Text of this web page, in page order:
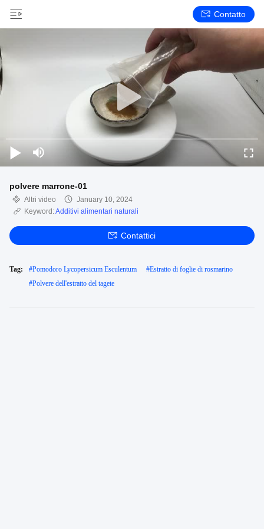
Contatto
polvere marrone-01
Altri video
January 10, 2024
Keyword:Additivi alimentari naturali
Contattici
Tag: #Pomodoro Lycopersicum Esculentum #Estratto di foglie di rosmarino
#Polvere dell'estratto del tagete